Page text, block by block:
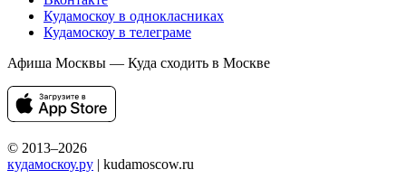
Кудамоскоу в однокласниках
Кудамоскоу в телеграме
Афиша Москвы — Куда сходить в Москве
© 2013–2026
кудамоскоу.ру | kudamoscow.ru